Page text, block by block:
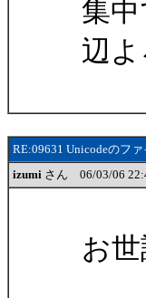
集
辺
RE:09631 Unicodeのファ
izumi さん 06/03/06
お